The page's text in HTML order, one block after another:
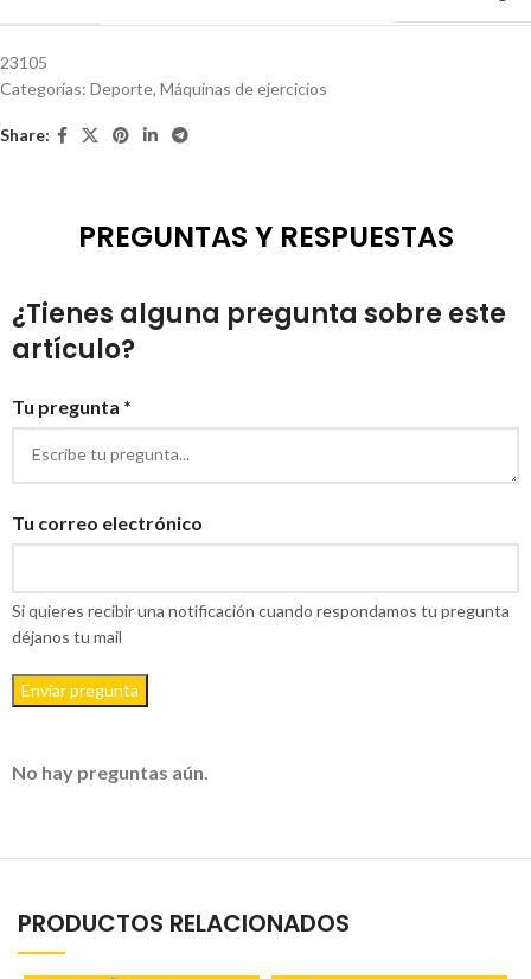
23105
Categorías: Deporte, Máquinas de ejercicios
Share:
PREGUNTAS Y RESPUESTAS
¿Tienes alguna pregunta sobre este
artículo?
Tu pregunta *
Tu correo electrónico
Si quieres recibir una notificación cuando respondamos tu pregunta
déjanos tu mail
Enviar pregunta
No hay preguntas aún.
PRODUCTOS RELACIONADOS